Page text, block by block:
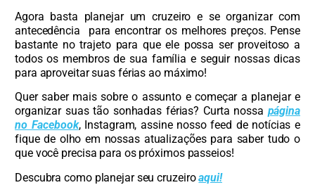
Agora basta planejar um cruzeiro e se organizar com
antecedência para encontrar os melhores preços. Pense
bastante no trajeto para que ele possa ser proveitoso a
todos os membros de sua família e seguir nossas dicas
para aproveitar suas férias ao máximo!
Quer saber mais sobre o assunto e começar a planejar e
organizar suas tão sonhadas férias? Curta nossa página
no Facebook, Instagram, assine nosso feed de notícias e
fique de olho em nossas atualizações para saber tudo o
que você precisa para os próximos passeios!
Descubra como planejar seu cruzeiroaqui!